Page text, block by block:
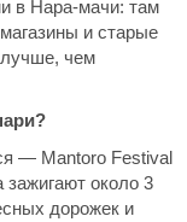
в Нара-мачи: там
и старые
лучше, чем
— Mantoro Festival
зажигают около 3
дорожек и